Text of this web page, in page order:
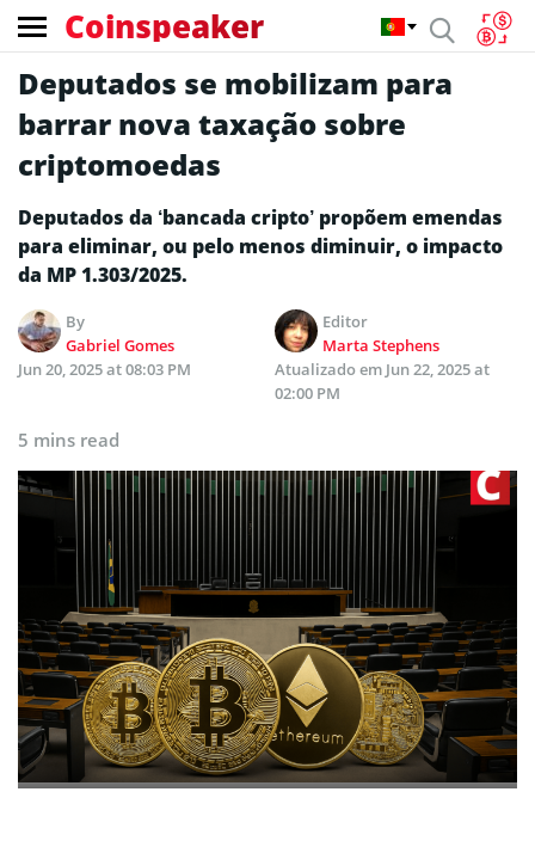
Coinspeaker
Deputados se mobilizam para
barrar nova taxação sobre
criptomoedas
Deputados da ‘bancada cripto’ propõem emendas
para eliminar, ou pelo menos diminuir, o impacto
da MP 1.303/2025.
By
Gabriel Gomes
Editor
Marta Stephens
Jun 20, 2025 at 08:03 PM
Atualizado em Jun 22, 2025 at
02:00 PM
5 mins read